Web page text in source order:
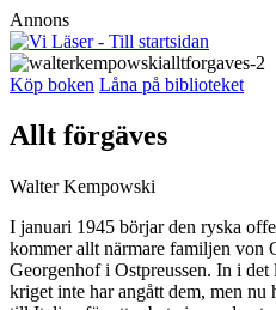
Annons
Köp boken Låna på biblioteket
Allt förgäves
Walter Kempowski
I januari 1945 börjar den ryska
kommer allt närmare familjen von
Georgenhof i Ostpreussen. In i
kriget inte har angått dem, men nu